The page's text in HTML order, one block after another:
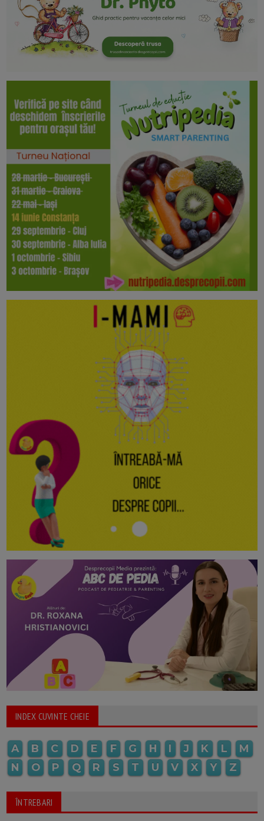
INDEX CUVINTE CHEIE
A B C D E F G H I J K L
M
N
O P Q R S T U V X Y Z
ÎNTREBARI